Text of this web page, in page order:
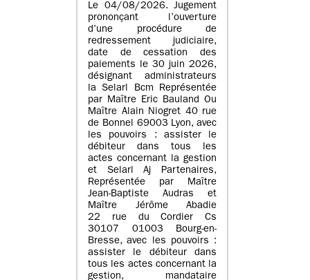
Le 04/08/2026. Jugement
prononçant l’ouverture
d’une procédure de
redressement judiciaire,
date de cessation des
paiements le 30 juin 2026,
désignant administrateurs
la Selarl Bcm Représentée
par Maître Eric Bauland Ou
Maître Alain Niogret 40 rue
de Bonnel 69003 Lyon, avec
les pouvoirs : assister le
débiteur dans tous les
actes concernant la gestion
et Selarl Aj Partenaires,
Représentée par Maître
Jean-Baptiste Audras et
Maître Jérôme Abadie
22 rue du Cordier Cs
30107 01003 Bourg-en-
Bresse, avec les pouvoirs :
assister le débiteur dans
tous les actes concernant la
gestion, mandataire